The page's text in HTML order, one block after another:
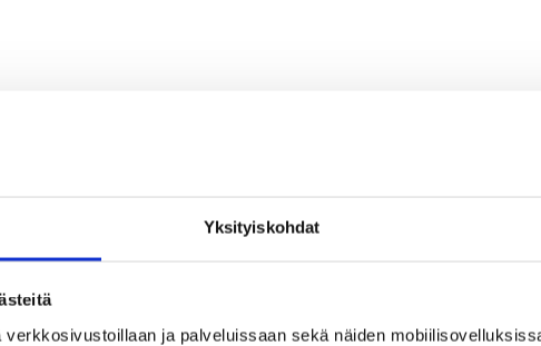
Yksityiskohdat
verkkosivustoillaan ja palveluissaan sekä näiden